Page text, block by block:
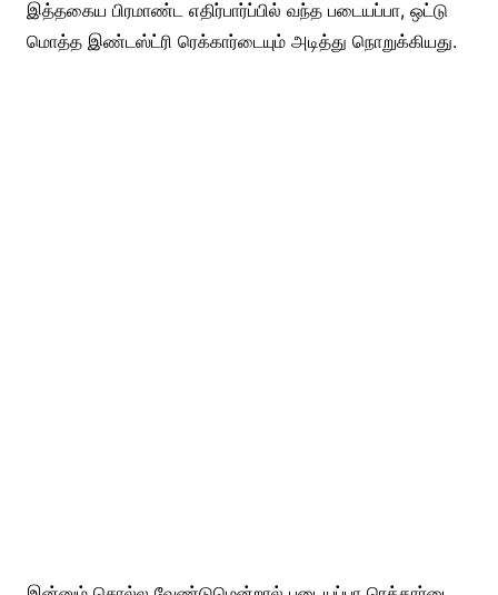
இத்தகைய பிரமாண்ட எதிர்பார்ப்பில் வந்த படையப்பா, ஒட்டு
மொத்த இண்டஸ்ட்ரி ரெக்கார்டையும் அடித்து நொறுக்கியது.